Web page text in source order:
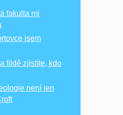
fakulta mi
jsem
fildě zjistíte, kdo
není jen